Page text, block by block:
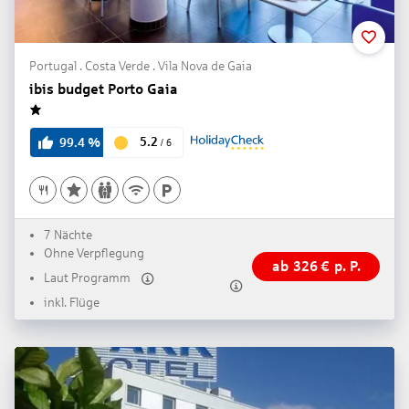
Portugal . Costa Verde . Vila Nova de Gaia
ibis budget Porto Gaia
1
99.4% 5.2 / 6
7 Nächte
Ohne Verpflegung
Laut Programm
inkl. Flüge
ab 326€ p. P.